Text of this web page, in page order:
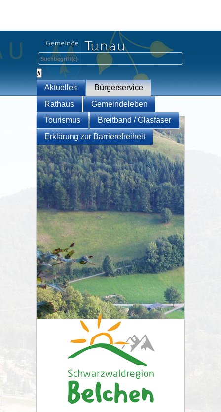
Aktuelles
Bürgerservice
Rathaus
Gemeindeleben
Tourismus
Breitband / Glasfaser
Erklärung zur Barrierefreiheit